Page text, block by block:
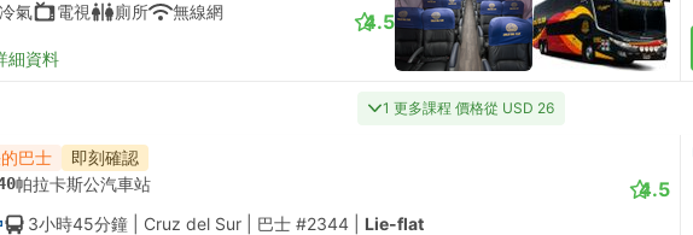
氣 電視 廁所 無線網
細資料
4.5
1 更多課程 價格從 USD 26
巴士 即刻確認
帕拉卡斯公汽車站
3小時45分鐘 | Cruz del Sur 巴士 #2344 Lie-flat
4.5